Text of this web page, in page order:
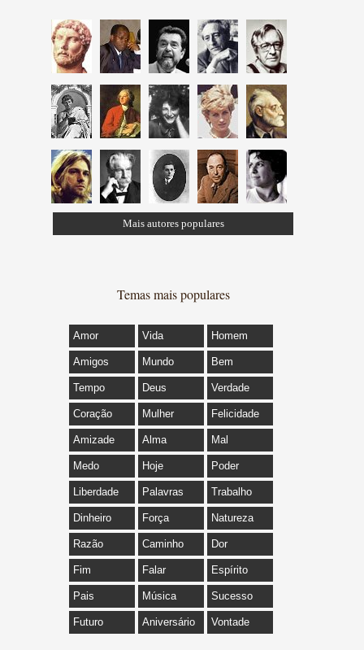
Mais autores populares
Temas mais populares
Amor Vida Homem
Amigos Mundo Bem
Tempo Deus Verdade
Coração Mulher Felicidade
Amizade Alma Mal
Medo Hoje Poder
Liberdade Palavras Trabalho
Dinheiro Força Natureza
Razão Caminho Dor
Fim Falar Espírito
Pais Música Sucesso
Futuro Aniversário Vontade